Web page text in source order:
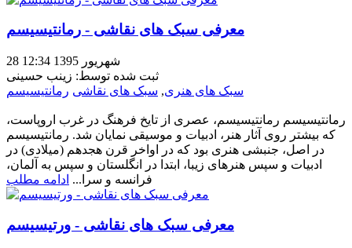
معرفی سبک های نقاشی - رمانتیسیسم
28 شهریور 1395 12:34
ثبت شده توسط: زینب حسینی
سبک های هنری, سبک های نقاشی رمانتیسیسم
رمانتیسیسم رمانتیسیسم، عصری از تایخ فرهنگ در غرب اروپاست،
که بیشتر روی آثار هنر، ادبیات و موسیقی نمایان شد. رمانتیسیسم
در اصل، جنبشی هنری بود که در اواخر قرن هجدهم (میلادی) در
ادبیات و سپس هنرهای زیبا، ابتدا در انگلستان و سپس به آلمان،
فرانسه و سرا... ادامه مطلب
معرفی سبک های نقاشی - ورتیسیسم